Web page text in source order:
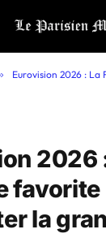
Eurovision 2026 : La Finlande
2026
la